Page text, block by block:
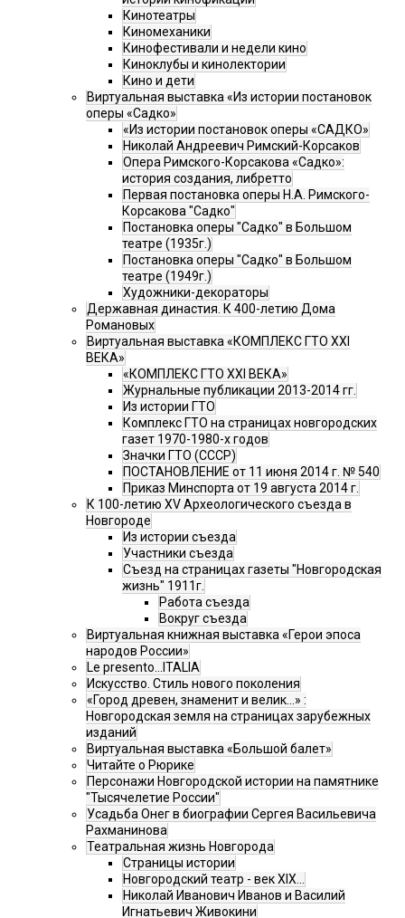
Кинотеатры
Киномеханики
Кинофестивали и недели кино
Киноклубы и кинолектории
Кино и дети
Виртуальная выставка «Из истории постановок
оперы «Садко»
«Из истории постановок оперы «САДКО»
Николай Андреевич Римский-Корсаков
Опера Римского-Корсакова «Садко»:
история создания, либретто
Первая постановка оперы Н.А. Римского-
Корсакова "Садко"
Постановка оперы "Садко" в Большом
театре (1935г.)
Постановка оперы "Садко" в Большом
театре (1949г.)
Художники-декораторы
Державная династия. К 400-летию Дома
Романовых
Виртуальная выставка «КОМПЛЕКС ГТО XXI
ВЕКА»
«КОМПЛЕКС ГТО XXI ВЕКА»
Журнальные публикации 2013-2014 гг.
Из истории ГТО
Комплекс ГТО на страницах новгородских
газет 1970-1980-х годов
Значки ГТО (СССР)
ПОСТАНОВЛЕНИЕ от 11 июня 2014 г. № 540
Приказ Минспорта от 19 августа 2014 г.
К 100-летию XV Археологического съезда в
Новгороде
Из истории съезда
Участники съезда
Cъезд на страницах газеты "Новгородская
жизнь" 1911г.
Работа съезда
Вокруг съезда
Виртуальная книжная выставка «Герои эпоса
народов России»
Le presento...ITALIA
Искусство. Стиль нового поколения
«Город древен, знаменит и велик…» :
Новгородская земля на страницах зарубежных
изданий
Виртуальная выставка «Большой балет»
Читайте о Рюрике
Персонажи Новгородской истории на памятнике
"Тысячелетие России"
Усадьба Онег в биографии Сергея Васильевича
Рахманинова
Театральная жизнь Новгорода
Страницы истории
Новгородский театр - век XIX…
Николай Иванович Иванов и Василий
Игнатьевич Живокини